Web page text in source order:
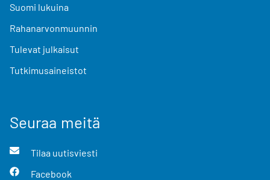
Suomi lukuina
Rahanarvonmuunnin
Tulevat julkaisut
Tutkimusaineistot
Seuraa meitä
Tilaa uutisviesti
Facebook